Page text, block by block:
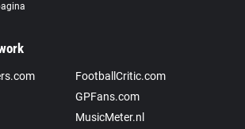
FootballCritic.com
GPFans.com
MusicMeter.nl